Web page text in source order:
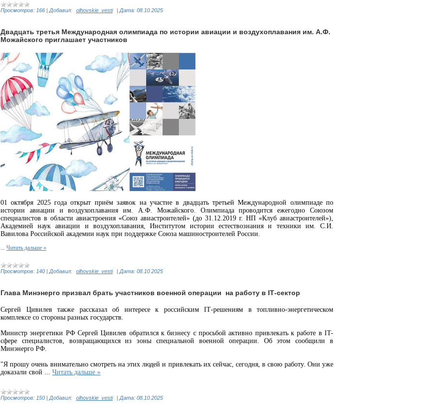
Просмотров: 166 | Добавил: olhovskie_vesti | Дата: 08.10.2025
Двадцать третья Международная олимпиада по истории авиации и воздухоплавания им. А.Ф.
Можайского приглашает участников
01 октября 2025 года открыт приём заявок на участие в двадцать третьей Международной олимпиаде по
истории авиации и воздухоплавания им. А.Ф. Можайского. Олимпиада проводится ежегодно Союзом
специалистов в области авиастроения «Союз авиастроителей» (до 31.12.2019 г. НП «Клуб авиастроителей»),
Академией наук авиации и воздухоплавания, Институтом истории естествознания и техники им. С.И.
Вавилова Российской академии наук при поддержке Союза машиностроителей России.
... Читать дальше »
Просмотров: 140 | Добавил: olhovskie_vesti | Дата: 08.10.2025
Глава Минэнерго призвал брать участников военной операции на работу в IТ-сектор
Сергей Цивилев также рассказал об интересе к российским IТ-решениям в топливно-энергетическом
комплексе со стороны разных государств.
Министр энергетики РФ Сергей Цивилев обратился к бизнесу с просьбой активно привлекать к работе в IT-
сфере специалистов, возвращающихся из зоны специальной военной операции. Об этом сообщили в
Минэнерго РФ.
"Я прошу очень внимательно смотреть на этих людей и привлекать их сейчас, сегодня, в свою работу. Они уже
доказали свой ... Читать дальше »
Просмотров: 150 | Добавил: olhovskie_vesti | Дата: 08.10.2025